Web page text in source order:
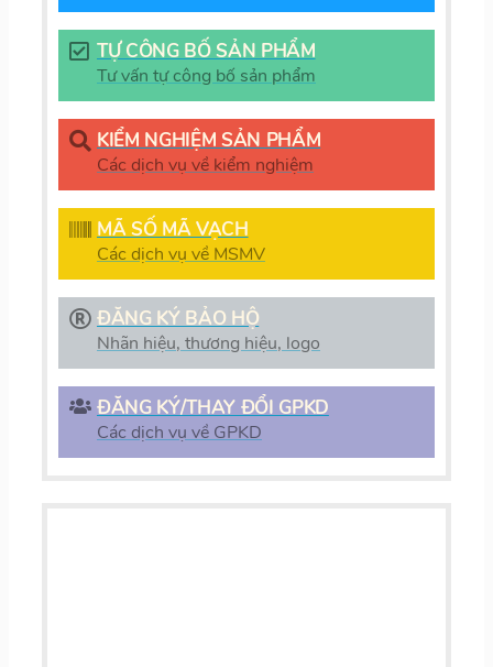
TỰ CÔNG BỐ SẢN PHẨM
Tư vấn tự công bố sản phẩm
KIỂM NGHIỆM SẢN PHẨM
Các dịch vụ về kiểm nghiệm
MÃ SỐ MÃ VẠCH
Các dịch vụ về MSMV
ĐĂNG KÝ BẢO HỘ
Nhãn hiệu, thương hiệu, logo
ĐĂNG KÝ/THAY ĐỔI GPKD
Các dịch vụ về GPKD